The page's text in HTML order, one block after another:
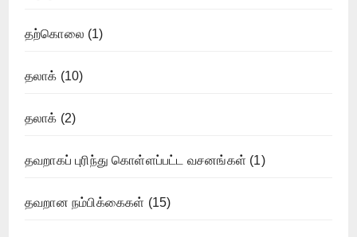
தற்கொலை (1)
தலாக் (10)
தலாக் (2)
தவறாகப் புரிந்து கொள்ளப்பட்ட வசனங்கள் (1)
தவறான நம்பிக்கைகள் (15)